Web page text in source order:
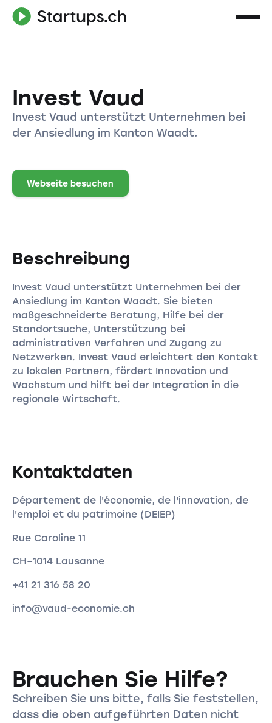
Invest Vaud
Invest Vaud unterstützt Unternehmen bei
der Ansiedlung im Kanton Waadt.
Webseite besuchen
Beschreibung
Invest Vaud unterstützt Unternehmen bei der
Ansiedlung im Kanton Waadt. Sie bieten
maßgeschneiderte Beratung, Hilfe bei der
Standortsuche, Unterstützung bei
administrativen Verfahren und Zugang zu
Netzwerken. Invest Vaud erleichtert den Kontakt
zu lokalen Partnern, fördert Innovation und
Wachstum und hilft bei der Integration in die
regionale Wirtschaft.
Kontaktdaten
Département de l'économie, de l'innovation, de
l'emploi et du patrimoine (DEIEP)
Rue Caroline 11
CH–1014 Lausanne
+41 21 316 58 20
info@vaud-economie.ch
Brauchen Sie Hilfe?
Schreiben Sie uns bitte, falls Sie feststellen,
dass die oben aufgeführten Daten nicht